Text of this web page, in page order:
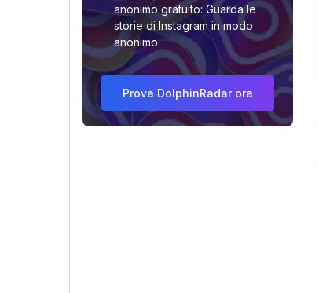
anonimo gratuito: Guarda le
storie di Instagram in modo
anonimo
Prova DolphinRadar ora